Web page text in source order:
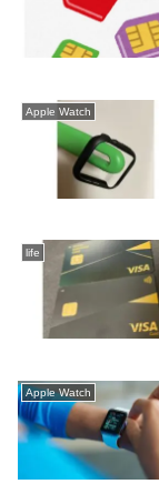
Apple Watch
life
Apple Watch